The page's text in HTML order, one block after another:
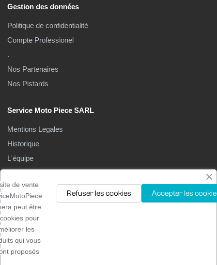
Gestion des données
Politique de confidentialité
Compte Professionel
.
Nos Partenaires
Nos Pistards
Service Moto Piece SARL
Mentions Legales
Historique
L'équipe
Droits d'auteur ©2025
de vente
peut être
pour
les
qui vous
proposés
Accepter les
Refuser les cookies